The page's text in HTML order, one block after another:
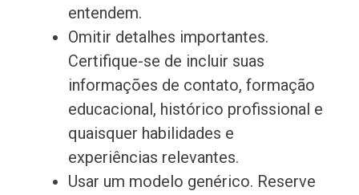
entendem.
Omitir detalhes importantes.
Certifique-se de incluir suas
informações de contato, formação
educacional, histórico profissional e
quaisquer habilidades e
experiências relevantes.
Usar um modelo genérico. Reserve